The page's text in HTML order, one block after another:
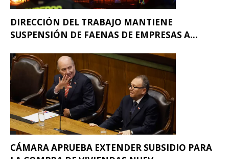
DIRECCIÓN DEL TRABAJO MANTIENE
SUSPENSIÓN DE FAENAS DE EMPRESAS A...
CÁMARA APRUEBA EXTENDER SUBSIDIO PARA